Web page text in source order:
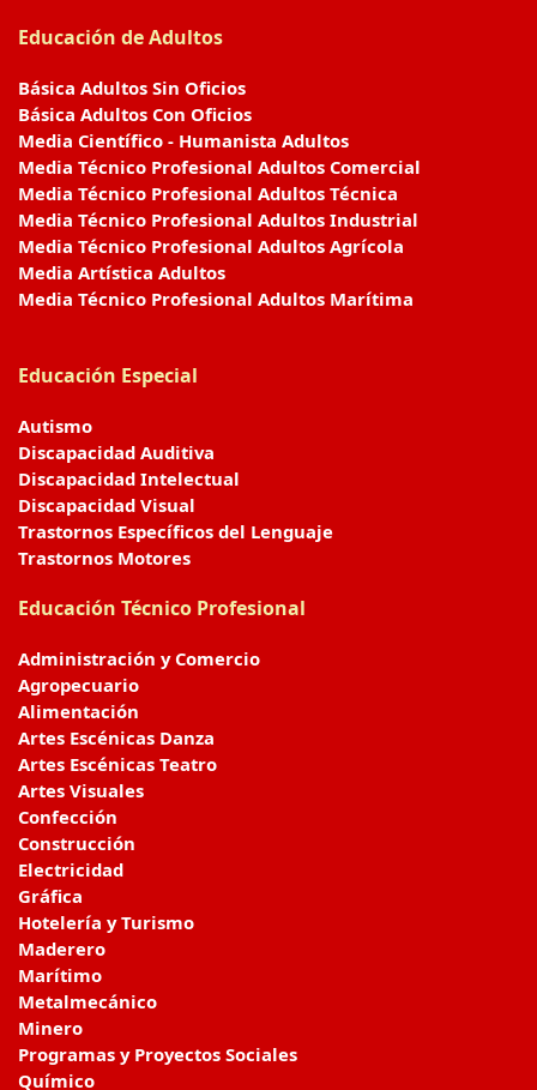
Educación de Adultos
Básica Adultos Sin Oficios
Básica Adultos Con Oficios
Media Científico - Humanista Adultos
Media Técnico Profesional Adultos Comercial
Media Técnico Profesional Adultos Técnica
Media Técnico Profesional Adultos Industrial
Media Técnico Profesional Adultos Agrícola
Media Artística Adultos
Media Técnico Profesional Adultos Marítima
Educación Especial
Autismo
Discapacidad Auditiva
Discapacidad Intelectual
Discapacidad Visual
Trastornos Específicos del Lenguaje
Trastornos Motores
Educación Técnico Profesional
Administración y Comercio
Agropecuario
Alimentación
Artes Escénicas Danza
Artes Escénicas Teatro
Artes Visuales
Confección
Construcción
Electricidad
Gráfica
Hotelería y Turismo
Maderero
Marítimo
Metalmecánico
Minero
Programas y Proyectos Sociales
Químico